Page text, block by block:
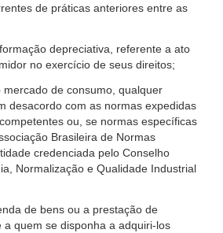
de práticas anteriores entre as
depreciativa, referente a ato
no exercício de seus direitos;
mercado de consumo, qualquer
desacordo com as normas expedidas
ou, se normas específicas
Brasileira de Normas
credenciada pelo Conselho
Normalização e Qualidade Industrial
de bens ou a prestação de
a quem se disponha a adquiri-los